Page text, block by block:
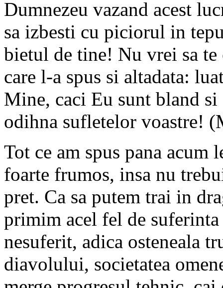
Dumnezeu vazand acest
sa izbesti cu piciorul in
bietul de tine! Nu vrei sa te
care l-a spus si altadata:
Mine, caci Eu sunt bland
odihna sufletelor voastre!
Tot ce am spus pana acum
foarte frumos, insa nu
pret. Ca sa putem trai in
primim acel fel de suferinta
nesuferit, adica osteneala
diavolului, societatea